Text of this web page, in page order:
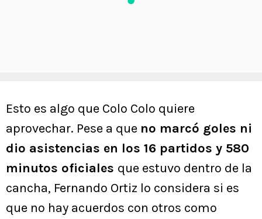
Esto es algo que Colo Colo quiere
aprovechar. Pese a que no marcó goles ni
dio asistencias en los 16 partidos y 580
minutos oficiales que estuvo dentro de la
cancha, Fernando Ortiz lo considera si es
que no hay acuerdos con otros como